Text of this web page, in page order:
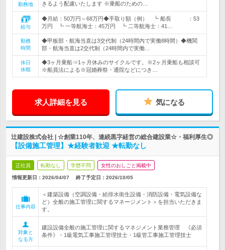
勤務地
きるよう配慮いたします ※乗船のための…
給与
◆月給：50万円～68万円◆手取り額（例） ┗ 船長 ：53
万円 ┗ 一等航海士：45万円 ┗ 二等航海士：41…
勤務
時間
◆甲板部・航海当直は3交代制（24時間内で実働8時間）◆機関
部・航海当直は2交代制（24時間内で実働…
休日
休暇
◆3ヶ月乗船⇒1ヶ月休みのサイクルです。※2ヶ月乗船も相談可
※船員法による※冠婚葬祭・通院などにつき…
求人詳細を見る 気になる
辻建設株式会社 | ☆創業110年、連続黒字経営の総合建設業☆・福利厚生◎
【設備施工管理】★経験者歓迎 ★転勤なし
正社員 転勤なし 学歴不問 女性のおしごと掲載中
情報更新日：2026/04/07 終了予定日： 2026/10/05
仕事内容
＜建築設備（空調設備・給排水衛生設備・消防設備・電気設備な
ど）全般の施工管理に関するマネージメント＞を担当いただきま
す。
対象と
なる方
建設設備全般の施工管理に関するマネジメント業務管理 《必須
条件》・1級電気工事施工管理技士・1級管工事施工管理技士